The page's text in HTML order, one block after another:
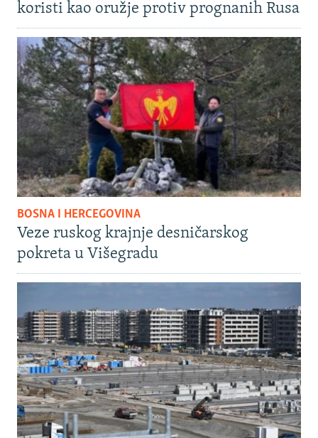
koristi kao oružje protiv prognanih Rusa
BOSNA I HERCEGOVINA
Veze ruskog krajnje desničarskog
pokreta u Višegradu